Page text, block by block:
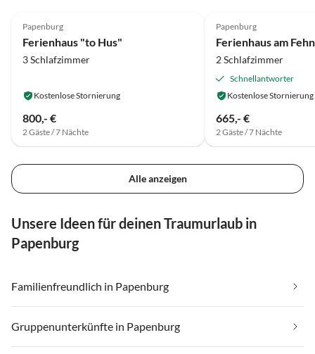
Papenburg
Ferienhaus "to Hus"
3 Schlafzimmer
Kostenlose Stornierung
800,- €
2 Gäste / 7 Nächte
Papenburg
Ferienhaus am Fehn
2 Schlafzimmer
Schnellantworter
Kostenlose Stornierung
665,- €
2 Gäste / 7 Nächte
Alle anzeigen
Unsere Ideen für deinen Traumurlaub in
Papenburg
Familienfreundlich in Papenburg
Gruppenunterkünfte in Papenburg